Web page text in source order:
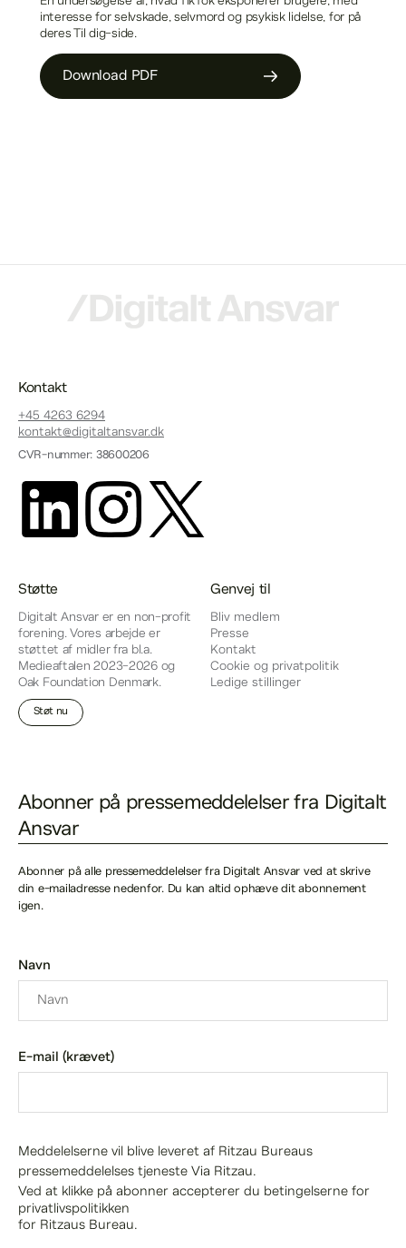
interesse for selvskade, selvmord og psykisk lidelse, for på
deres Til dig-side.
Download PDF
Kontakt
+45 4263 6294
kontakt@digitaltansvar.dk
CVR-nummer: 38600206
Støtte
Digitalt Ansvar er en non-profit
forening. Vores arbejde er
støttet af midler fra bl.a.
Medieaftalen 2023-2026 og
Oak Foundation Denmark.
Støt nu
Genvej til
Bliv medlem
Presse
Kontakt
Cookie og privatpolitik
Ledige stillinger